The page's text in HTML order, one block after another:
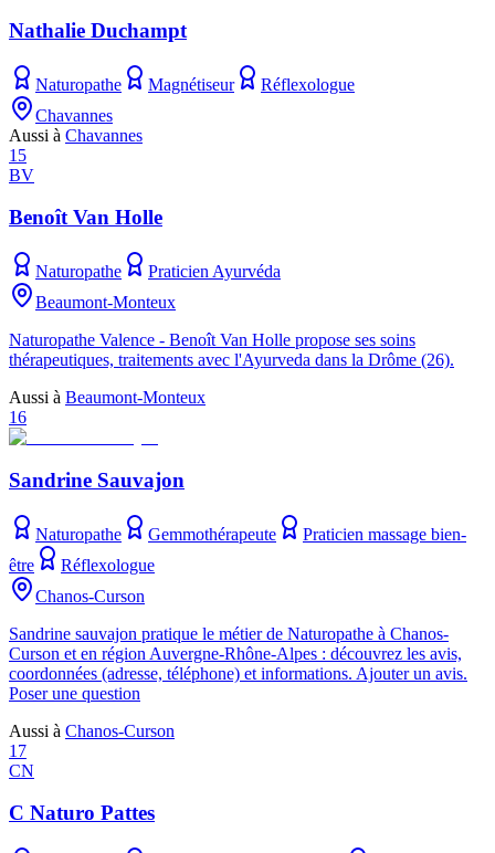
Nathalie Duchampt
Naturopathe Magnétiseur
Réflexologue
Chavannes
Aussi à Chavannes
15
BV
Benoît Van Holle
Naturopathe
Praticien Ayurvéda
Beaumont-Monteux
Naturopathe Valence - Benoît Van Holle propose ses soins
thérapeutiques, traitements avec l'Ayurveda dans la Drôme (26).
Aussi à Beaumont-Monteux
16
Sandrine Sauvajon
Naturopathe Gemmothérapeute
Praticien massage bien-
être
Réflexologue
Chanos-Curson
Sandrine sauvajon pratique le métier de Naturopathe à Chanos-
Curson et en région Auvergne-Rhône-Alpes : découvrez les avis,
coordonnées (adresse, téléphone) et informations. Ajouter un avis.
Poser une question
Aussi à Chanos-Curson
17
CN
C Naturo Pattes